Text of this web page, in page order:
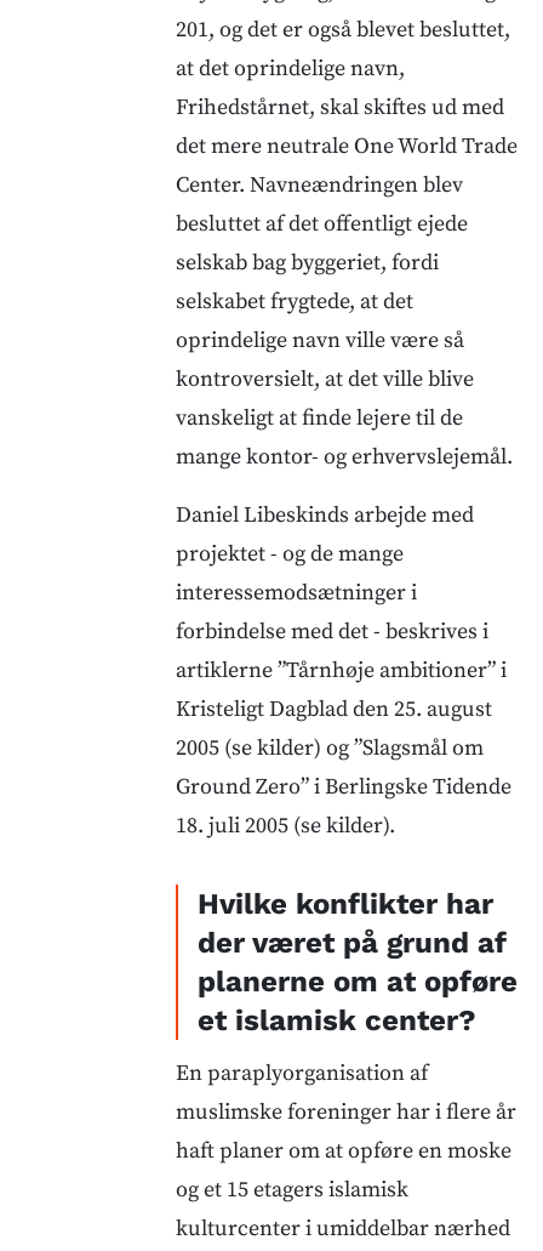
201, og det er også blevet besluttet,
at det oprindelige navn,
Frihedstårnet, skal skiftes ud med
det mere neutrale One World Trade
Center. Navneændringen blev
besluttet af det offentligt ejede
selskab bag byggeriet, fordi
selskabet frygtede, at det
oprindelige navn ville være så
kontroversielt, at det ville blive
vanskeligt at finde lejere til de
mange kontor- og erhvervslejemål.
Daniel Libeskinds arbejde med
projektet - og de mange
interessemodsætninger i
forbindelse med det - beskrives i
artiklerne ”Tårnhøje ambitioner” i
Kristeligt Dagblad den 25. august
2005 (se kilder) og ”Slagsmål om
Ground Zero” i Berlingske Tidende
18. juli 2005 (se kilder).
Hvilke konflikter har
der været på grund af
planerne om at opføre
et islamisk center?
En paraplyorganisation af
muslimske foreninger har i flere år
haft planer om at opføre en moske
og et 15 etagers islamisk
kulturcenter i umiddelbar nærhed